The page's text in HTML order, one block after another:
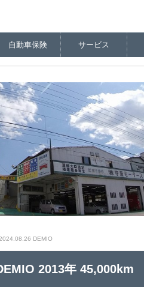
自動車保険 サービス
DEMIO
2013年 45,000km